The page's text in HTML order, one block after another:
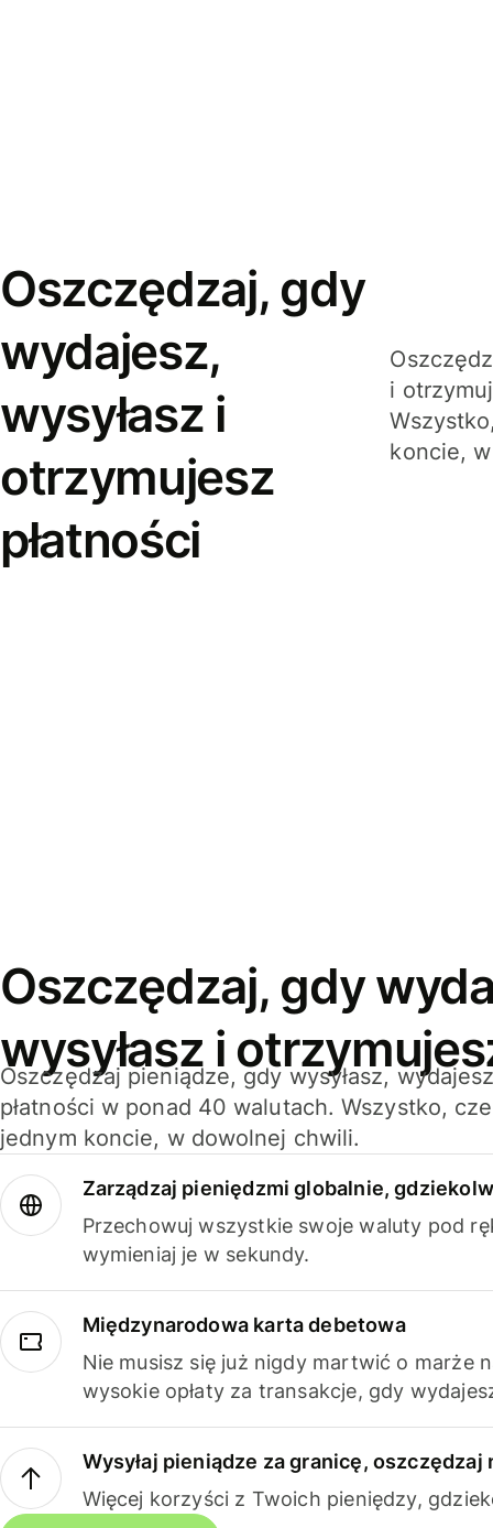
Oszczędzaj, gdy
wydajesz,
wysyłasz i
otrzymujesz
płatności
i
koncie,
Oszczędzaj, gdy
wysyłasz i
Oszczędzaj pieniądze, gdy wysyłasz,
płatności w ponad 40 walutach. Wszystko,
jednym koncie, w dowolnej chwili.
Zarządzaj pieniędzmi globalnie,
Przechowuj wszystkie swoje waluty pod
wymieniaj je w sekundy.
Międzynarodowa karta debetowa
Nie musisz się już nigdy martwić o marże
wysokie opłaty za transakcje, gdy
Wysyłaj pieniądze za granicę, oszczędzaj
Więcej korzyści z Twoich pieniędzy,